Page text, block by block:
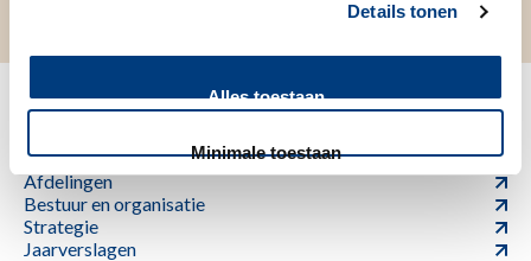
Details tonen
Alles toestaan
Minimale toestaan
Afdelingen
Bestuur en organisatie
Strategie
Jaarverslagen